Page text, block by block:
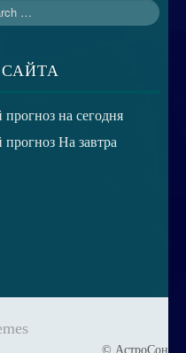
на сегодня
На завтра
© АстроСон